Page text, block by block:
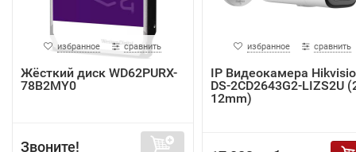
избранное сравнить
Жёсткий диск WD62PURX-
78B2MY0
Звоните!
избранное сравнить
IP Видеокамера
DS-2CD2643G2-LIZS2U
12mm)